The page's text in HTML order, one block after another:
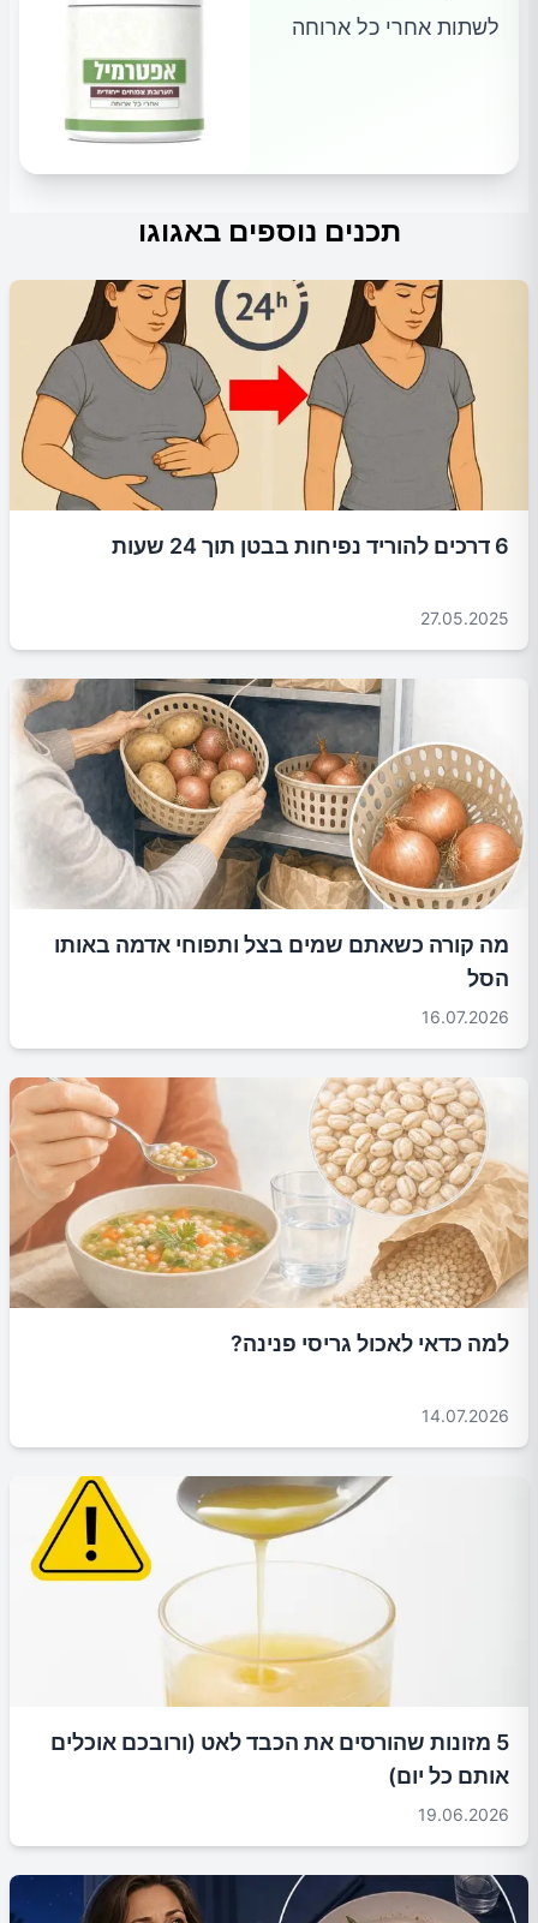
לשתות אחרי כל ארוחה
תכנים נוספים באגוגו
6 דרכים להוריד נפיחות בבטן תוך 24 שעות
27.05.2025
מה קורה כשאתם שמים בצל ותפוחי אדמה באותו
הסל
16.07.2026
למה כדאי לאכול גריסי פנינה?
14.07.2026
5 מזונות שהורסים את הכבד לאט (ורובכם אוכלים
אותם כל יום)
19.06.2026